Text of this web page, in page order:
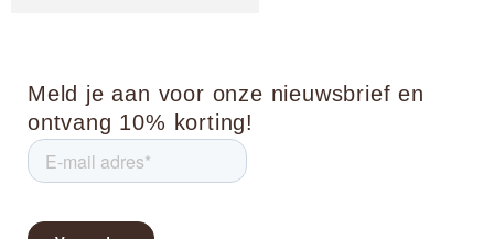
Meld je aan voor onze nieuwsbrief en
ontvang 10% korting!